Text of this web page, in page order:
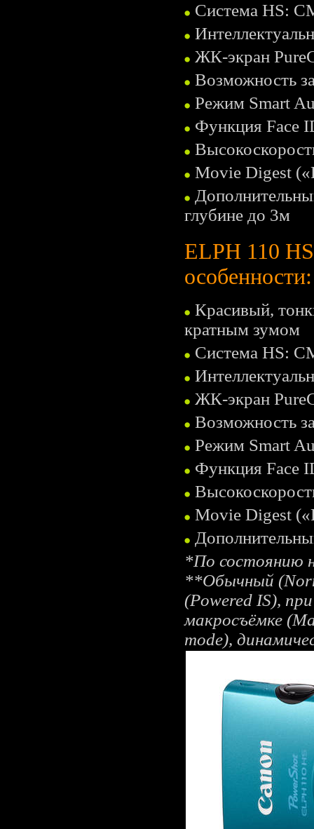
Система HS:
ЖК-экран
Возможность
Режим Smart
Функция Face
Movie Digest
глубине до 3м
ELPH 110
особенности:
Красивый,
кратным зумом
Система HS:
ЖК-экран
Возможность
Режим Smart
Функция Face
Movie Digest
*По состоянию
**Обычный
(Powered IS),
макросъёмке
mode),